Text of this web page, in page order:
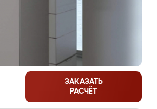
ЗАКАЗАТЬ
РАСЧЁТ